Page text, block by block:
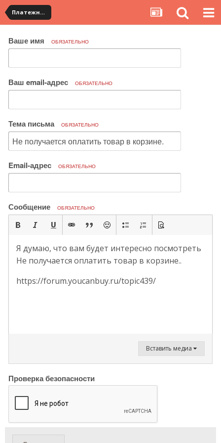
Платежная система ALIPAY и оплата банковскими картами
Ваше имя ОБЯЗАТЕЛЬНО
Ваш email-адрес ОБЯЗАТЕЛЬНО
Тема письма ОБЯЗАТЕЛЬНО
Email-адрес ОБЯЗАТЕЛЬНО
Сообщение ОБЯЗАТЕЛЬНО
Я думаю, что вам будет интересно посмотреть
Не получается оплатить товар в корзине..
https://forum.youcanbuy.ru/topic439/
Вставить медиа
Проверка безопасности